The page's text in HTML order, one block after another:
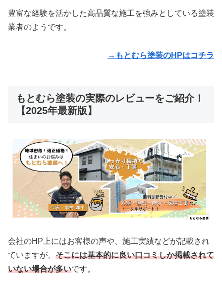
豊富な経験を活かした高品質な施工を強みとしている塗装
業者のようです。
→もとむら塗装のHPはコチラ
もとむら塗装の実際のレビューをご紹介！
【2025年最新版】
会社のHP上にはお客様の声や、施工実績などが記載され
ていますが、 そこには基本的に良い口コミしか掲載されて
いない場合が多いです。